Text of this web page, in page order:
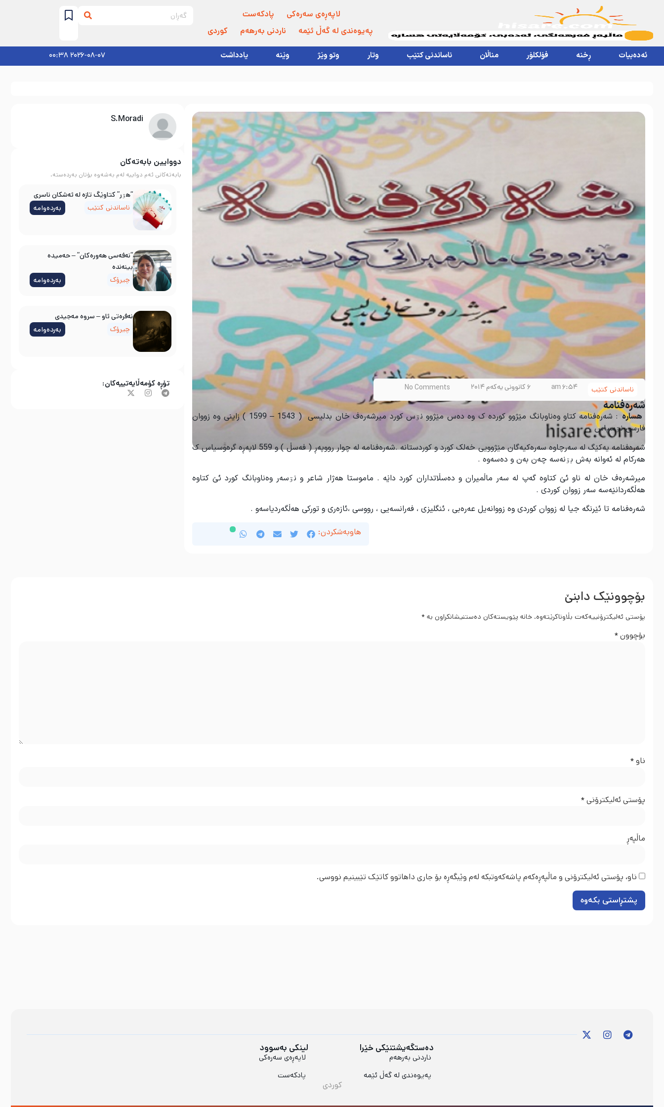
لاپەڕەی سەرەکی
پادکەست
پەیوەندی لە گەڵ ئێمە
ناردنی بەرهەم کوردی
ئەدەبیات ڕخنە فۆلکلۆر مناڵان ناساندنی کتێب وتار وتو وێژ وێنە یادداشت 2026-08-07 00:38
ناساندنی کتێب 6:54 am 6 کانوونی یەکەم 2014 No Comments
شەرەفنامە
هسارە : شەرەفنامە کتاو وەناوبانگ مێژوو کوردە ک وە دەس مێژوو نۊس کورد میرشەرەف خان بدلیسی ( 1543 –
1599 ) زاینی وە زووان
فارسی نۊسیاس .
شەرەفنامە یەکێگ لە سەرچاوە سەرەکیەگان مێژوویی خەلک کورد و کوردستانە .
شەرەفنامە لە چوار رووپەڕ ( فەسڵ ) و 559 لاپەڕە گرەوسیاس ک
هەرکام لە ئەوانە بەش بۊنەسە چەن بەن و دەسەوە .
میرشەرەف خان لە ناو ئێ کتاوە گەپ لە سەر ماڵمیران و دەسڵاتداران کورد داێە . ماموستا هەژار شاعر و نۊسەر وەناوبانگ کورد ئێ کتاوە
هەڵگەردانێەسە سەر زووان کوردی .
شەرەفنامە تا ئێرنگە جیا لە زووان کوردی وە زووانەیل عەرەبی ، ئنگلیزی ، فەرانسەیی ، رووسی ،ئازەری و تورکی هەڵگەردیاسەو .
هاوبەشکردن:
S.Moradi
دووایین بابەتەکان
بابەتەکانی ئەم دواییە لەم بەشەوە بۆتان بەردەستە.
“هۊر” کتاوێگ تازە لە ئەشکان ناسری
ناساندنی کتێب
بەردەوامە
“نەفەسی هەورەکان” – حەمیدە
بینەندە
چیرۆک
بەردەوامە
نه‌فره‌تی ئاو – سروه‌ مه‌جیدی
چیرۆک
بەردەوامە
تۆڕە کۆمەڵایەتییەکان:
بۆچوونێک دابنێ
پۆستی ئەلیکترۆنییەکەت بڵاوناکرێتەوە. خانە پێویستەکان دەستنیشانکراون بە *
بۆچوون*
ناو*
پۆستی ئەلیکترۆنی*
ماڵپه‌ڕ
ناو، پۆستی ئەلیکترۆنی و ماڵپەڕەکەم پاشەکەوتبکە لەم وێبگەڕە بۆ جاری داهاتوو کاتێک تێبینیم نووسی.
دەستگەیشتنێکی خێرا
ناردنی بەرهەم
پەیوەندی لە گەڵ ئێمە
لینکی بەسوود
لاپەڕەی سەرەکی
پادکەست
کوردی